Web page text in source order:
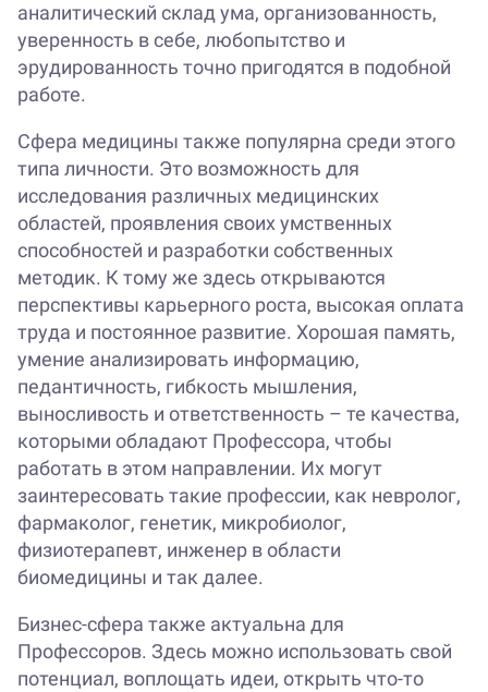
аналитический склад ума, организованность,
уверенность в себе, любопытство и
эрудированность точно пригодятся в подобной
работе.
Сфера медицины также популярна среди этого
типа личности. Это возможность для
исследования различных медицинских
областей, проявления своих умственных
способностей и разработки собственных
методик. К тому же здесь открываются
перспективы карьерного роста, высокая оплата
труда и постоянное развитие. Хорошая память,
умение анализировать информацию,
педантичность, гибкость мышления,
выносливость и ответственность – те качества,
которыми обладают Профессора, чтобы
работать в этом направлении. Их могут
заинтересовать такие профессии, как невролог,
фармаколог, генетик, микробиолог,
физиотерапевт, инженер в области
биомедицины и так далее.
Бизнес-сфера также актуальна для
Профессоров. Здесь можно использовать свой
потенциал, воплощать идеи, открыть что-то